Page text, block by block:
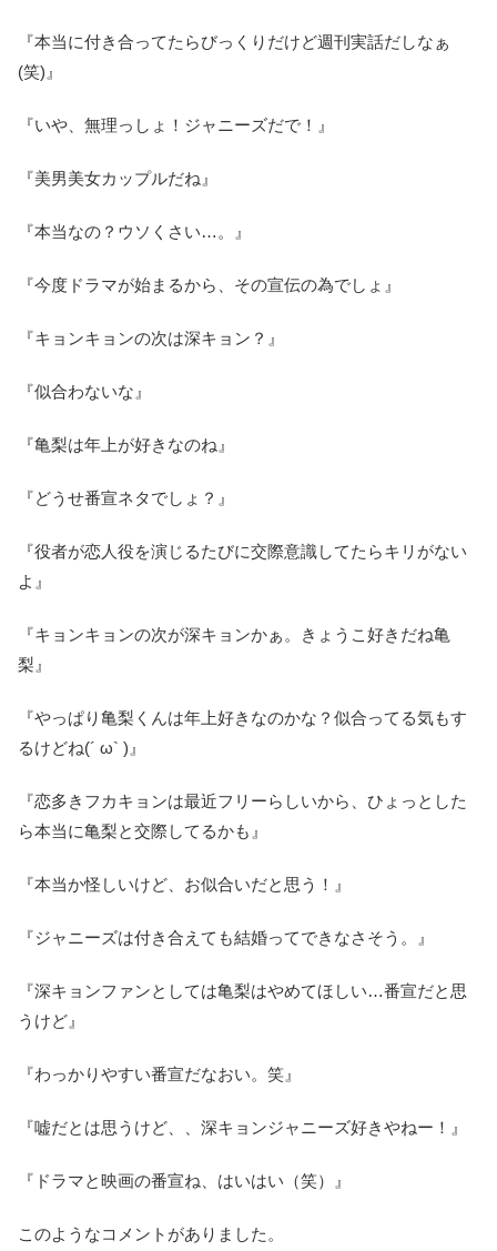
『本当に付き合ってたらびっくりだけど週刊実話だしなぁ
(笑)』
『いや、無理っしょ！ジャニーズだで！』
『美男美女カップルだね』
『本当なの？ウソくさい…。』
『今度ドラマが始まるから、その宣伝の為でしょ』
『キョンキョンの次は深キョン？』
『似合わないな』
『亀梨は年上が好きなのね』
『どうせ番宣ネタでしょ？』
『役者が恋人役を演じるたびに交際意識してたらキリがない
よ』
『キョンキョンの次が深キョンかぁ。きょうこ好きだね亀
梨』
『やっぱり亀梨くんは年上好きなのかな？似合ってる気もす
るけどね(´ ω` )』
『恋多きフカキョンは最近フリーらしいから、ひょっとした
ら本当に亀梨と交際してるかも』
『本当か怪しいけど、お似合いだと思う！』
『ジャニーズは付き合えても結婚ってできなさそう。』
『深キョンファンとしては亀梨はやめてほしい…番宣だと思
うけど』
『わっかりやすい番宣だなおい。笑』
『嘘だとは思うけど、、深キョンジャニーズ好きやねー！』
『ドラマと映画の番宣ね、はいはい（笑）』
このようなコメントがありました。